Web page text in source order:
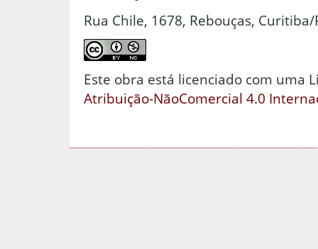
Rua Chile, 1678, Rebouças, Curitiba/
Este obra está licenciado com uma
Atribuição-NãoComercial 4.0